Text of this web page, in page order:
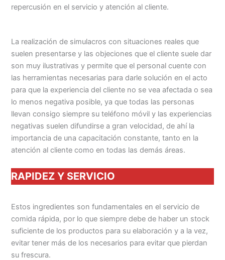
repercusión en el servicio y atención al cliente.
La realización de simulacros con situaciones reales que
suelen presentarse y las objeciones que el cliente suele dar
son muy ilustrativas y permite que el personal cuente con
las herramientas necesarias para darle solución en el acto
para que la experiencia del cliente no se vea afectada o sea
lo menos negativa posible, ya que todas las personas
llevan consigo siempre su teléfono móvil y las experiencias
negativas suelen difundirse a gran velocidad, de ahí la
importancia de una capacitación constante, tanto en la
atención al cliente como en todas las demás áreas.
RAPIDEZ Y SERVICIO
Estos ingredientes son fundamentales en el servicio de
comida rápida, por lo que siempre debe de haber un stock
suficiente de los productos para su elaboración y a la vez,
evitar tener más de los necesarios para evitar que pierdan
su frescura.